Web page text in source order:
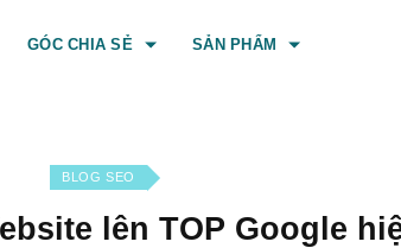
GÓC CHIA SẺ SẢN PHẨM
BLOG SEO
lên TOP Google